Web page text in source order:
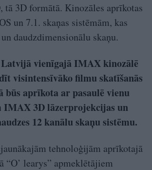
3D formātā. Kinozāles aprīkotas
un 7.1. skaņas sistēmām, kas
daudzdimensionālu skaņu.
vienīgajā IMAX kinozālē
visintensīvāko filmu skatīšanās
būs aprīkota ar pasaulē vienu
IMAX 3D lāzerprojekcijas un
12 kanālu skaņu sistēmu.
tehnoloģijām aprīkotajā
“O’ learys” apmeklētājiem